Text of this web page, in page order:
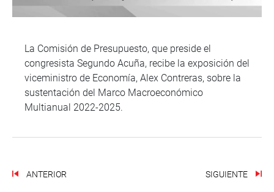
La Comisión de Presupuesto, que preside el
congresista Segundo Acuña, recibe la exposición del
viceministro de Economía, Alex Contreras, sobre la
sustentación del Marco Macroeconómico
Multianual 2022-2025.
ANTERIOR SIGUIENTE